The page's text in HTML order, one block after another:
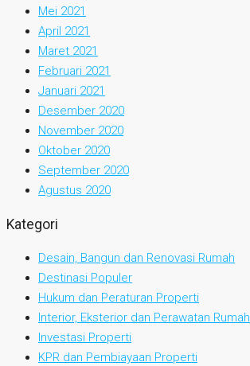
Mei 2021
April 2021
Maret 2021
Februari 2021
Januari 2021
Desember 2020
November 2020
Oktober 2020
September 2020
Agustus 2020
Kategori
Desain, Bangun dan Renovasi Rumah
Destinasi Populer
Hukum dan Peraturan Properti
Interior, Eksterior dan Perawatan Rumah
Investasi Properti
KPR dan Pembiayaan Properti